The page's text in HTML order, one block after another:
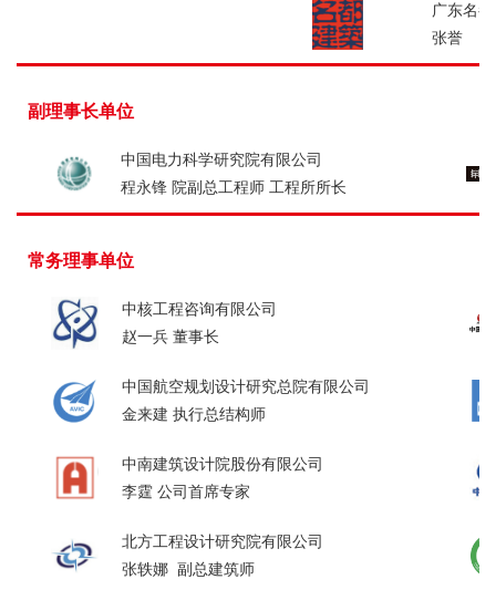
广东名
张誉
副理事长单位
中国电力科学研究院有限公司
程永锋 院副总工程师 工程所所长
常务理事单位
中核工程咨询有限公司
赵一兵 董事长
中国航空规划设计研究总院有限公司
金来建 执行总结构师
中南建筑设计院股份有限公司
李霆 公司首席专家
北方工程设计研究院有限公司
张轶娜 副总建筑师